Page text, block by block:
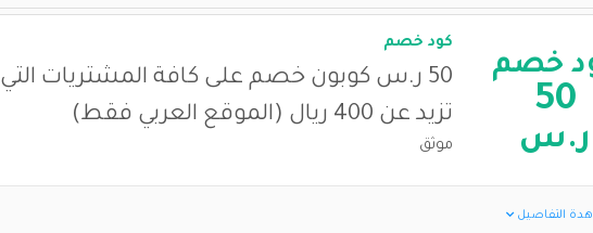
خصم
50
ر.س
كود خصم
50 ر.س كوبون خصم على كافة المشتريات التي
تزيد عن 400 ريال (الموقع العربي فقط)
موثق
التفاصيل